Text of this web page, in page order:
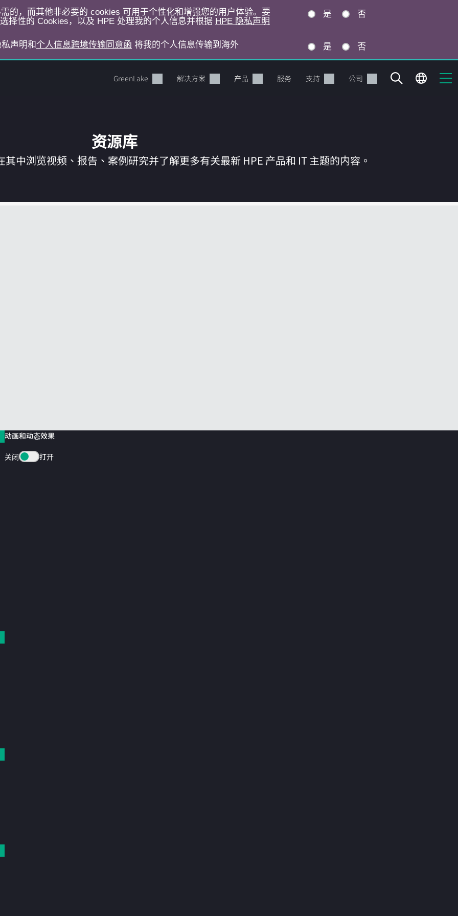
的，而其他非必要的 cookies 可用于个性化和增强您的用户体验。要
择性的 Cookies，以及 HPE 处理我的个人信息并根据 HPE 隐私声明
是 否
声明和 个人信息跨境传输同意函 将我的个人信息传输到海外 是 否
GreenLake 解决方案 产品 服务 支持 公司
您的购物车目前是空的
资源库
中浏览视频、报告、案例研究并了解更多有关最新 HPE 产品和 IT 主题的内容。
动画和动态效果
关闭 打开